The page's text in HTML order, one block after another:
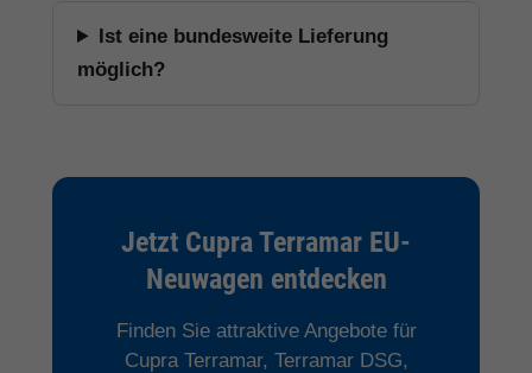
Ist eine bundesweite Lieferung
möglich?
Jetzt Cupra Terramar EU-
Neuwagen entdecken
Finden Sie attraktive Angebote für
Cupra Terramar, Terramar DSG,